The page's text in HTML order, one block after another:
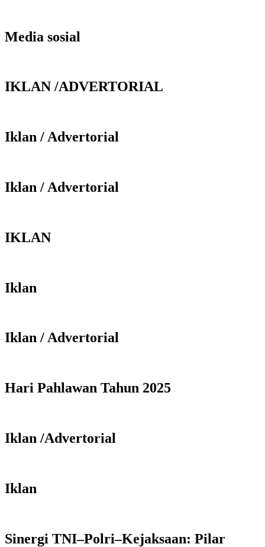
Media sosial
IKLAN /ADVERTORIAL
Iklan / Advertorial
Iklan / Advertorial
IKLAN
Iklan
Iklan / Advertorial
Hari Pahlawan Tahun 2025
Iklan /Advertorial
Iklan
Sinergi TNI–Polri–Kejaksaan: Pilar